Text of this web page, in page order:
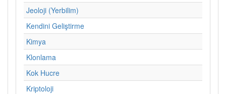
Jeoloji (Yerbilim)
Kendini Geliştirme
Kimya
Klonlama
Kok Hucre
Kriptoloji